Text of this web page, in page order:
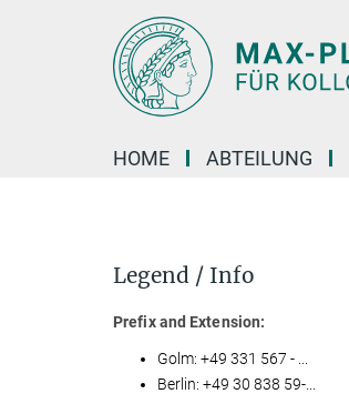
HOME ABTEILUNG
Legend / Info
Prefix and Extension:
Golm: +49 331 567 - ...
Berlin: +49 30 838 59-...